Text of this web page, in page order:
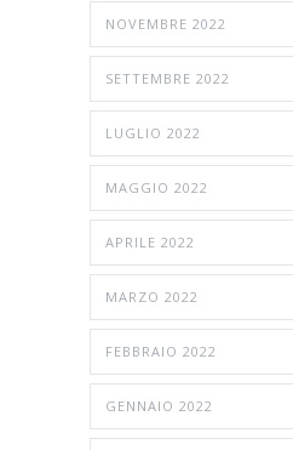
NOVEMBRE 2022
SETTEMBRE 2022
LUGLIO 2022
MAGGIO 2022
APRILE 2022
MARZO 2022
FEBBRAIO 2022
GENNAIO 2022